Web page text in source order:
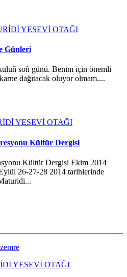
YESEVİ OTAĞI
Günleri
soñ günü. Benim için önemli
dağıtacak oluyor olmam....
YESEVİ OTAĞI
Kültür Dergisi
Kültür Dergisi Ekim 2014
26-27-28 2014 tarihlerinde
YESEVİ OTAĞI